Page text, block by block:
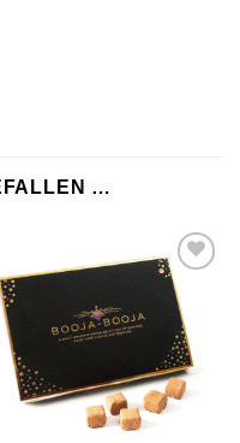
…
Zur
Wunschliste
hinzufügen